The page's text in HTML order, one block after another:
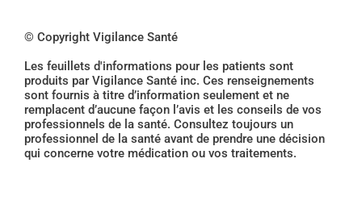
© Copyright Vigilance Santé
Les feuillets d'informations pour les patients sont
produits par Vigilance Santé inc. Ces renseignements
sont fournis à titre d’information seulement et ne
remplacent d’aucune façon l’avis et les conseils de vos
professionnels de la santé. Consultez toujours un
professionnel de la santé avant de prendre une décision
qui concerne votre médication ou vos traitements.